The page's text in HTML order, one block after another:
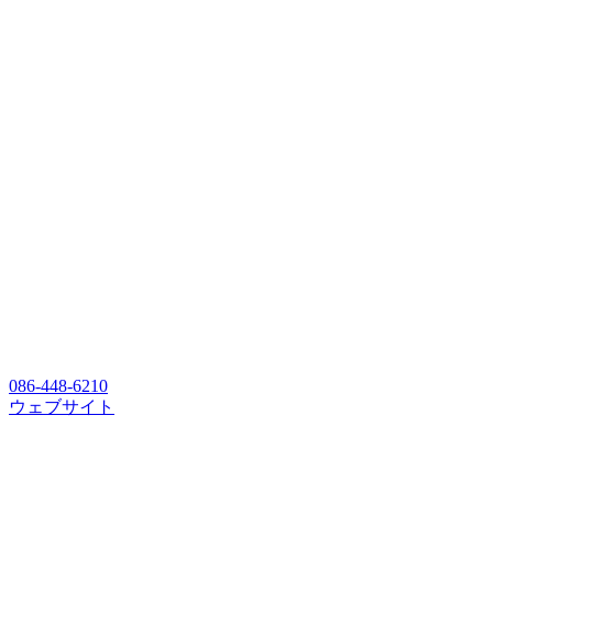
086-448-6210
ウェブサイト